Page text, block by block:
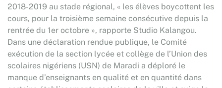
2018-2019 au stade régional, « les élèves boycottent les
cours, pour la troisième semaine consécutive depuis la
rentrée du 1er octobre », rapporte Studio Kalangou.
Dans une déclaration rendue publique, le Comité
exécution de la section lycée et collège de l’Union des
scolaires nigériens (USN) de Maradi a déploré le
manque d’enseignants en qualité et en quantité dans